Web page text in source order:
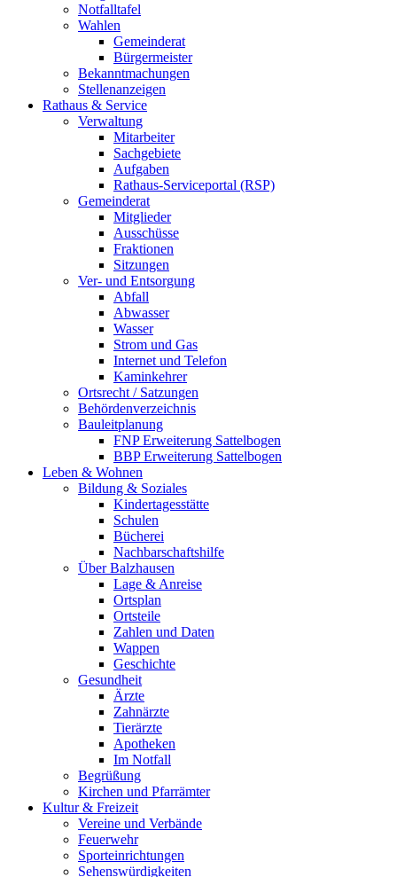
Notfalltafel
Wahlen
Gemeinderat
Bürgermeister
Bekanntmachungen
Stellenanzeigen
Rathaus & Service
Verwaltung
Mitarbeiter
Sachgebiete
Aufgaben
Rathaus-Serviceportal (RSP)
Gemeinderat
Mitglieder
Ausschüsse
Fraktionen
Sitzungen
Ver- und Entsorgung
Abfall
Abwasser
Wasser
Strom und Gas
Internet und Telefon
Kaminkehrer
Ortsrecht / Satzungen
Behördenverzeichnis
Bauleitplanung
FNP Erweiterung Sattelbogen
BBP Erweiterung Sattelbogen
Leben & Wohnen
Bildung & Soziales
Kindertagesstätte
Schulen
Bücherei
Nachbarschaftshilfe
Über Balzhausen
Lage & Anreise
Ortsplan
Ortsteile
Zahlen und Daten
Wappen
Geschichte
Gesundheit
Ärzte
Zahnärzte
Tierärzte
Apotheken
Im Notfall
Begrüßung
Kirchen und Pfarrämter
Kultur & Freizeit
Vereine und Verbände
Feuerwehr
Sporteinrichtungen
Sehenswürdigkeiten